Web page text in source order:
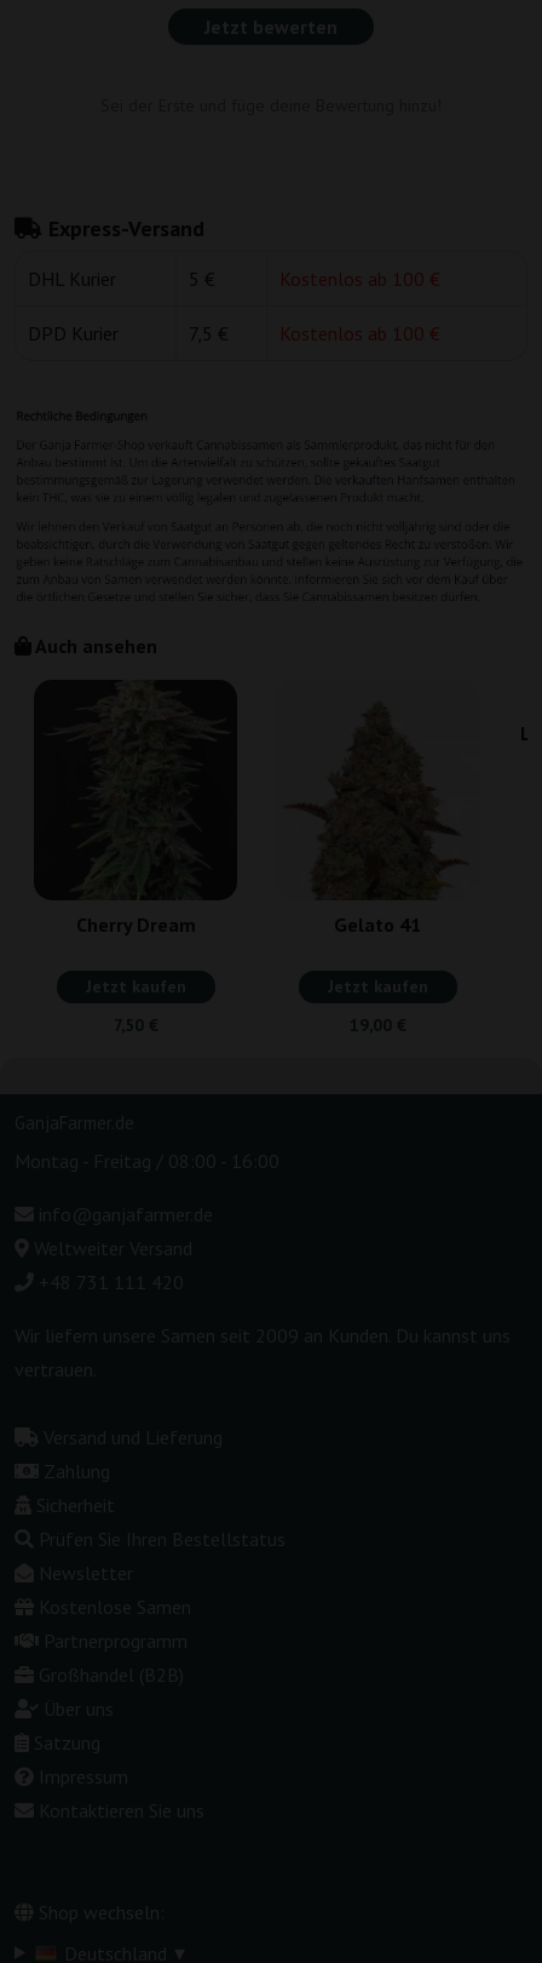
Jetzt bewerten
Express-Versand
DHL Kurier 5 € Kostenlos ab 100 €
DPD Kurier 7,5 € Kostenlos ab 100 €
Auch ansehen
Cherry Dream
Jetzt kaufen
7,50 €
Gelato 41
Jetzt kaufen
19,00 €
GanjaFarmer.de
Montag - Freitag / 08:00 - 16:00
info@ganjafarmer.de
Weltweiter Versand
+48 731 111 420
Wir liefern unsere Samen seit 2009 an Kunden. Du kannst uns
vertrauen.
Versand und Lieferung
Zahlung
Sicherheit
Prüfen Sie Ihren Bestellstatus
Newsletter
Kostenlose Samen
Partnerprogramm
Großhandel (B2B)
Über uns
Satzung
Impressum
Kontaktieren Sie uns
Shop wechseln:
Deutschland ▾